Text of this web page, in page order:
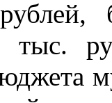
тыс.